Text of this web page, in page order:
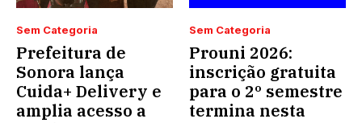
Sem Categoria
Prefeitura de
Sonora lança
Cuida+ Delivery e
amplia acesso a
Sem Categoria
Prouni 2026:
inscrição gratuita
para o 2º semestre
termina nesta